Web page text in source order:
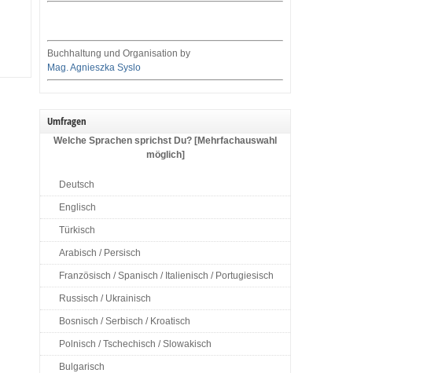
Buchhaltung und Organisation by
Mag. Agnieszka Syslo
Umfragen
Welche Sprachen sprichst Du? [Mehrfachauswahl
möglich]
Deutsch
Englisch
Türkisch
Arabisch / Persisch
Französisch / Spanisch / Italienisch / Portugiesisch
Russisch / Ukrainisch
Bosnisch / Serbisch / Kroatisch
Polnisch / Tschechisch / Slowakisch
Bulgarisch